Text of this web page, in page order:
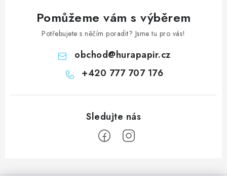
Pomůžeme vám s výběrem
Potřebujete s něčím poradit? Jsme tu pro vás!
obchod@hurapapir.cz
+420 777 707 176